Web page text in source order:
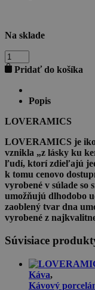
Na sklade
množstvo
LOVERAMICS
Šálka
Flat
150
Cinnabar
Pridať do košíka
Popis
LOVERAMICS
LOVERAMICS je
vznikla „z lásky ku
ľudí, ktorí zdieľajú
k tomu cenovo
vyrobené v súlade so
umožňujú dlhodobo
zaoblený tvar dna
vyrobené z
Súvisiace
Káva,
Kávový